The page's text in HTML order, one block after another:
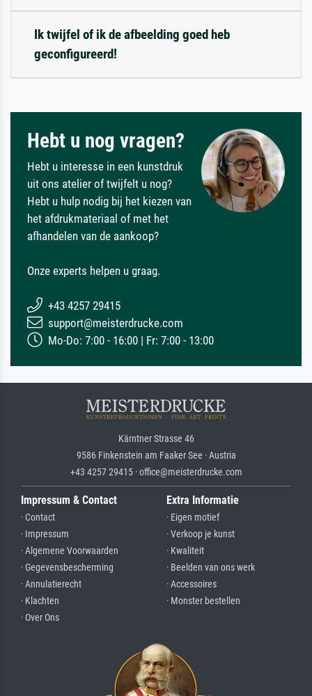
Ik twijfel of ik de afbeelding goed heb
geconfigureerd!
Hebt u nog vragen?
Hebt u interesse in een kunstdruk
uit ons atelier of twijfelt u nog?
Hebt u hulp nodig bij het kiezen van
het afdrukmateriaal of met het
afhandelen van de aankoop?
Onze experts helpen u graag.
+43 4257 29415
support@meisterdrucke.com
Mo-Do: 7:00 - 16:00 | Fr: 7:00 - 13:00
Kärntner Strasse 46
9586 Finkenstein am Faaker See · Austria
+43 4257 29415 · office@meisterdrucke.com
Impressum & Contact
· Contact
· Impressum
· Algemene Voorwaarden
· Gegevensbescherming
· Annulatierecht
· Klachten
· Over Ons
Extra Informatie
· Eigen motief
· Verkoop je kunst
· Kwaliteit
· Beelden van ons werk
· Accessoires
· Monster bestellen